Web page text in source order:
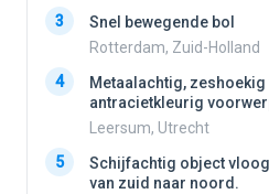
3
Snel bewegende bol
Rotterdam, Zuid-Holland
4
Metaalachtig,
antracietkleurig
Leersum, Utrecht
5
Schijfachtig object
van zuid naar noord.